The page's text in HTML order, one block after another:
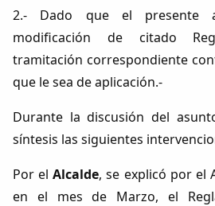
2.- Dado que el presente
modificación de citado
tramitación correspondiente
que le sea de aplicación.-
Durante la discusión del
síntesis las siguientes
Por elAlcalde, se explicó por el
en el mes de Marzo, el